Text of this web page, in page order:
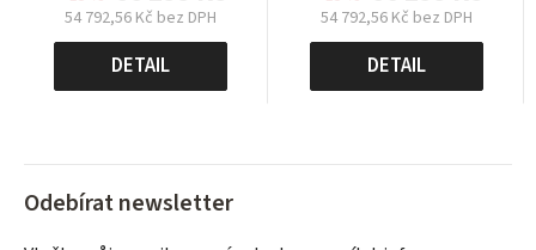
54 792,56 Kč bez DPH
Měrná
cena:
DETAIL
54 792,56 Kč bez DPH
Měrná
cena:
DETAIL
Odebírat newsletter